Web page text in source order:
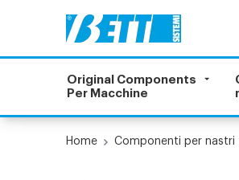
Original Components
Per Macchine
Home Componenti per